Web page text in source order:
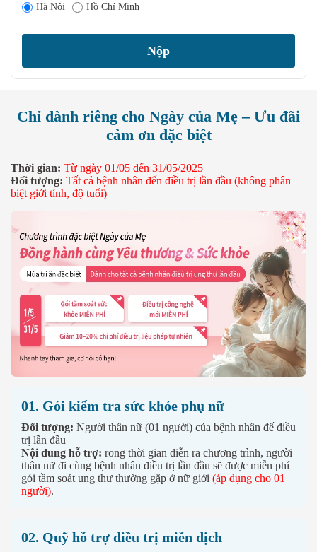
Hà Nội
Hồ Chí Minh
Chỉ dành riêng cho Ngày của Mẹ – Ưu đãi
cảm ơn đặc biệt
Thời gian: Từ ngày 01/05 đến 31/05/2025
Đối tượng: Tất cả bệnh nhân đến điều trị lần đầu (không phân
biệt giới tính, độ tuổi)
01. Gói kiểm tra sức khỏe phụ nữ
Đối tượng: Người thân nữ (01 người) của bệnh nhân đế điều
trị lần đầu
Nội dung hỗ trợ: rong thời gian diễn ra chương trình, người
thân nữ đi cùng bệnh nhân điều trị lần đầu sẽ được miễn phí
gói tầm soát ung thư thường gặp ở nữ giới (áp dụng cho 01
người).
02. Quỹ hỗ trợ điều trị miễn dịch